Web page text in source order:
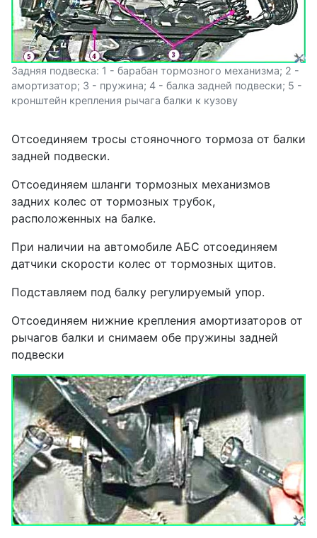
Задняя подвеска: 1 - барабан тормозного механизма; 2 -
амортизатор; 3 - пружина; 4 - балка задней подвески; 5 -
кронштейн крепления рычага балки к кузову
Отсоединяем тросы стояночного тормоза от балки
задней подвески.
Отсоединяем шланги тормозных механизмов
задних колес от тормозных трубок,
расположенных на балке.
При наличии на автомобиле АБС отсоединяем
датчики скорости колес от тормозных щитов.
Подставляем под балку регулируемый упор.
Отсоединяем нижние крепления амортизаторов от
рычагов балки и снимаем обе пружины задней
подвески